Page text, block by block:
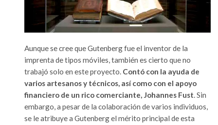
Aunque se cree que Gutenberg fue el inventor de la
imprenta de tipos móviles, también es cierto que no
trabajó solo en este proyecto. Contó con la ayuda de
varios artesanos y técnicos, así como con el apoyo
financiero de un rico comerciante, Johannes Fust. Sin
embargo, a pesar de la colaboración de varios individuos,
se le atribuye a Gutenberg el mérito principal de esta